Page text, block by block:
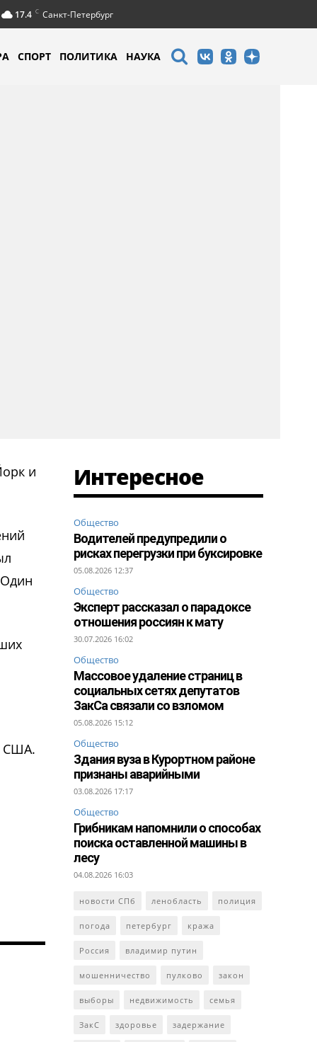
17.4 C Санкт-Петербург
СПОРТ ПОЛИТИКА НАУКА
и
США.
Интересное
Общество
Водителей предупредили о
рисках перегрузки при буксировке
05.08.2026 12:37
Общество
Эксперт рассказал о парадоксе
отношения россиян к мату
30.07.2026 16:02
Общество
Массовое удаление страниц в
социальных сетях депутатов
ЗакСа связали со взломом
05.08.2026 15:12
Общество
Здания вуза в Курортном районе
признаны аварийными
03.08.2026 17:17
Общество
Грибникам напомнили о способах
поиска оставленной машины в
лесу
04.08.2026 16:03
новости СПб ленобласть полиция
погода петербург кража
Россия владимир путин
мошенничество пулково закон
выборы недвижимость семья
ЗакС здоровье задержание